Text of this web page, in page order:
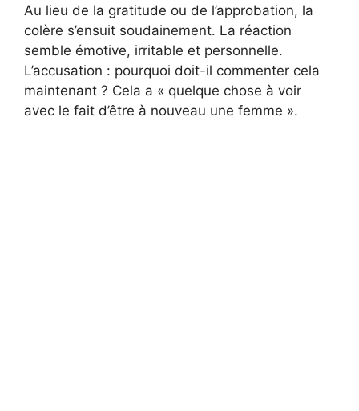
Au lieu de la gratitude ou de l’approbation, la
colère s’ensuit soudainement. La réaction
semble émotive, irritable et personnelle.
L’accusation : pourquoi doit-il commenter cela
maintenant ? Cela a « quelque chose à voir
avec le fait d’être à nouveau une femme ».